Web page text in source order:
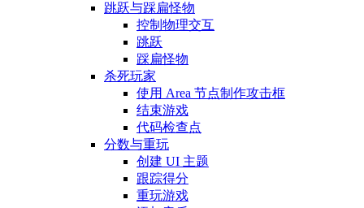
跳跃与踩扁怪物
控制物理交互
跳跃
踩扁怪物
杀死玩家
使用 Area 节点制作攻击框
结束游戏
代码检查点
分数与重玩
创建 UI 主题
跟踪得分
重玩游戏